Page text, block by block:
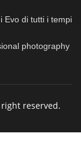
Evo di tutti i tempi
photography
right reserved.